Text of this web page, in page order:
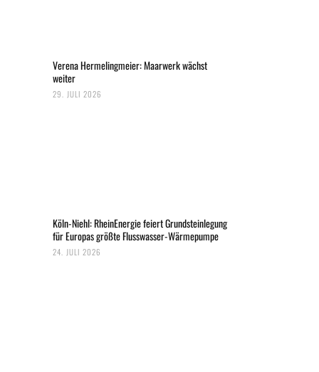
Verena Hermelingmeier: Maarwerk wächst
weiter
29. JULI 2026
Köln-Niehl: RheinEnergie feiert Grundsteinlegung
für Europas größte Flusswasser-Wärmepumpe
24. JULI 2026